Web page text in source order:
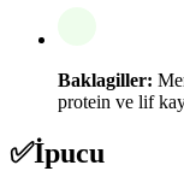
Baklagiller:
protein ve lif
✅İpucu